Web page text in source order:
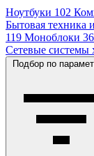
Ноутбуки 102
Бытовая техника
119 Моноблоки 36
Сетевые системы
Подбор по